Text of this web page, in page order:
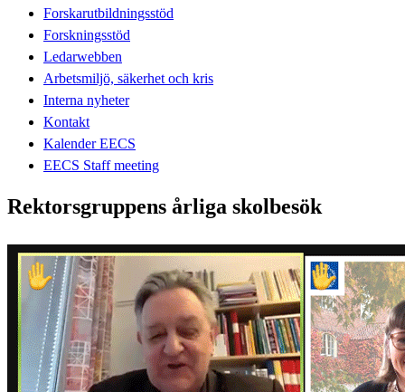
Forskarutbildningsstöd
Forskningsstöd
Ledarwebben
Arbetsmiljö, säkerhet och kris
Interna nyheter
Kontakt
Kalender EECS
EECS Staff meeting
Rektorsgruppens årliga skolbesök